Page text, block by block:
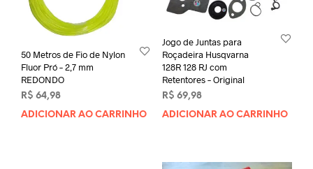
50 Metros de Fio de Nylon
Fluor Pró – 2,7 mm
REDONDO
R$ 64,98
ADICIONAR AO CARRINHO
Jogo de Juntas para
Roçadeira Husqvarna
128R 128 RJ com
Retentores – Original
R$ 69,98
ADICIONAR AO CARRINHO